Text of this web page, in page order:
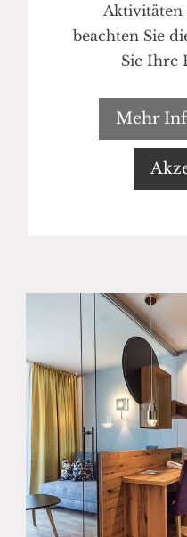
Aktivitäten
beachten Sie
Sie Ihre
Mehr